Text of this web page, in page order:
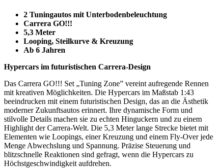
2 Tuningautos mit Unterbodenbeleuchtung
Carrera GO!!!
5,3 Meter
Looping, Steilkurve & Kreuzung
Ab 6 Jahren
Hypercars im futuristischen Carrera-Design
Das Carrera GO!!! Set „Tuning Zone” vereint aufregende Rennen
mit kreativen Möglichkeiten. Die Hypercars im Maßstab 1:43
beeindrucken mit einem futuristischen Design, das an die Ästhetik
moderner Zukunftsautos erinnert. Ihre dynamische Form und
stilvolle Details machen sie zu echten Hinguckern und zu einem
Highlight der Carrera-Welt. Die 5,3 Meter lange Strecke bietet mit
Elementen wie Loopings, einer Kreuzung und einem Fly-Over jede
Menge Abwechslung und Spannung. Präzise Steuerung und
blitzschnelle Reaktionen sind gefragt, wenn die Hypercars zu
Höchstgeschwindigkeit aufdrehen.